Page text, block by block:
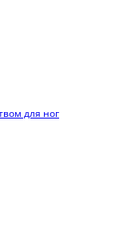
для ног